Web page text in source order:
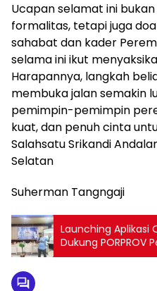
Ucapan selamat ini
formalitas, tetapi juga
sahabat dan kader
selama ini ikut
Harapannya, langkah
membuka jalan semakin
pemimpin-pemimpin
kuat, dan penuh cinta
Salahsatu Srikandi
Selatan
Suherman Tangngaji
Launching Aplikasi
Dukung PORPROV